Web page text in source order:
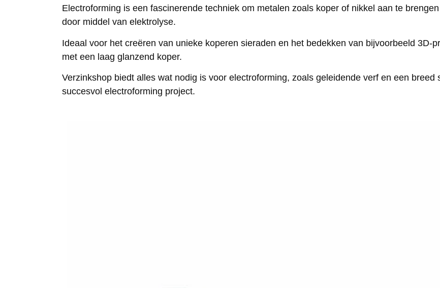
Electroforming is een fascinerende techniek om metalen zoals koper of nikkel aan te
door middel van elektrolyse.
Ideaal voor het creëren van unieke koperen sieraden en het bedekken van bijvoorbeeld 3D-
met een laag glanzend koper.
Verzinkshop biedt alles wat nodig is voor electroforming, zoals geleidende verf en een
succesvol electroforming project.